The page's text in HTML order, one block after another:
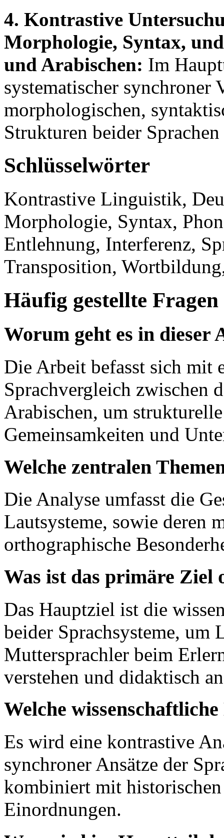
4. Kontrastive
Morphologie, Syntax,
und Arabischen: Im
systematischer synchroner
morphologischen,
Strukturen beider
Schlüsselwörter
Kontrastive Linguistik,
Morphologie, Syntax,
Entlehnung, Interferenz,
Transposition,
Häufig gestellte Fragen
Worum geht es in dieser
Die Arbeit befasst sich mit
Sprachvergleich zwischen
Arabischen, um
Gemeinsamkeiten und
Welche zentralen
Die Analyse umfasst die
Lautsysteme, sowie deren
orthographische
Was ist das primäre Ziel
Das Hauptziel ist die
beider Sprachsysteme,
Muttersprachler beim
verstehen und didaktisch
Welche
Es wird eine kontrastive
synchroner Ansätze der
kombiniert mit
Einordnungen.